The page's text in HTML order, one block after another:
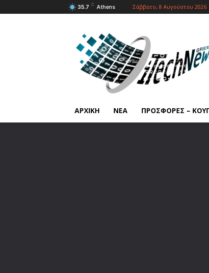
35.7 C Athens Σάββατο, 8 Αυγούστου 2026
ΑΡΧΙΚΗ ΝΕΑ ΠΡΟΣΦΟΡΕΣ –